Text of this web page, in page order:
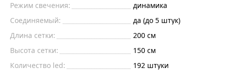
Режим свечения:
динамика
Соединяемый:
да (до 5 штук)
Длина сетки:
200 см
Высота сетки:
150 см
Количество led:
192 штуки